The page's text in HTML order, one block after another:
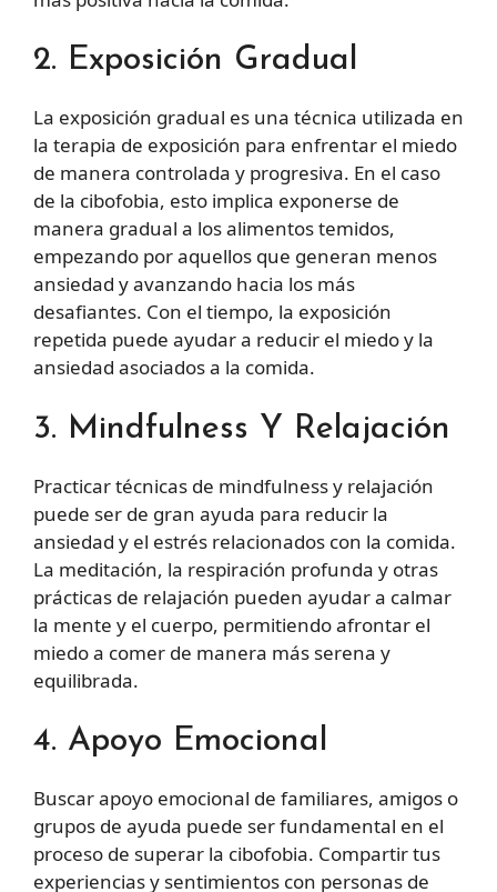
2. Exposición Gradual
La exposición gradual es una técnica utilizada en
la terapia de exposición para enfrentar el miedo
de manera controlada y progresiva. En el caso
de la cibofobia, esto implica exponerse de
manera gradual a los alimentos temidos,
empezando por aquellos que generan menos
ansiedad y avanzando hacia los más
desafiantes. Con el tiempo, la exposición
repetida puede ayudar a reducir el miedo y la
ansiedad asociados a la comida.
3. Mindfulness Y Relajación
Practicar técnicas de mindfulness y relajación
puede ser de gran ayuda para reducir la
ansiedad y el estrés relacionados con la comida.
La meditación, la respiración profunda y otras
prácticas de relajación pueden ayudar a calmar
la mente y el cuerpo, permitiendo afrontar el
miedo a comer de manera más serena y
equilibrada.
4. Apoyo Emocional
Buscar apoyo emocional de familiares, amigos o
grupos de ayuda puede ser fundamental en el
proceso de superar la cibofobia. Compartir tus
experiencias y sentimientos con personas de